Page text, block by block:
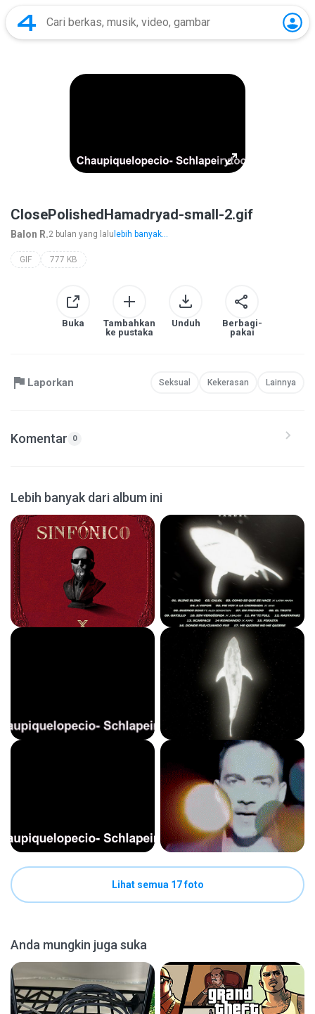
ClosePolishedHamadryad-small-2.gif
Balon R.2 bulan yang lalu lebih banyak...
GIF 777 KB
Buka
Tambahkan
ke pustaka
Unduh
Berbagi-
pakai
Laporkan Seksual Kekerasan Lainnya
Komentar 0
Lebih banyak dari album ini
Lihat semua 17 foto
Anda mungkin juga suka